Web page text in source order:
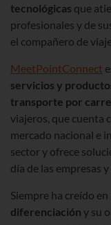
tecnológicas que
profesionales y de
el compañero de
MeetPointConnect
servicios y
transporte por
viajeros, que cuenta
mercado nacional e
sector y ofrece
día de las empresas
Siempre ha creído en
diferenciación y su